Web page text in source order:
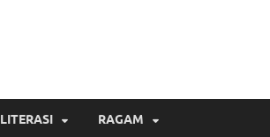
LITERASI RAGAM